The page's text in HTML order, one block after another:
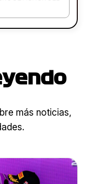
más noticias,